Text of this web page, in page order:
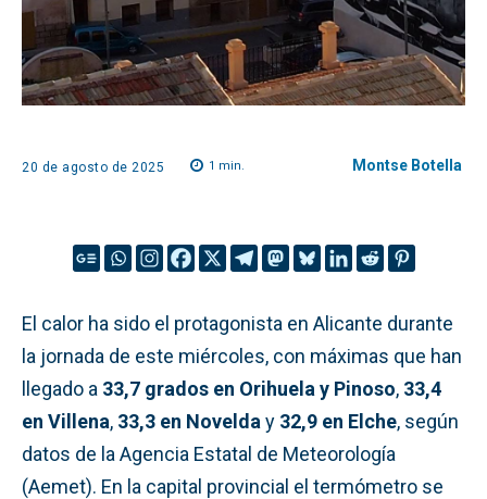
20 de agosto de 2025 1 min. Montse Botella
El calor ha sido el protagonista en Alicante durante
la jornada de este miércoles, con máximas que han
llegado a 33,7 grados en Orihuela y Pinoso, 33,4
en Villena, 33,3 en Novelda y 32,9 en Elche, según
datos de la Agencia Estatal de Meteorología
(Aemet). En la capital provincial el termómetro se